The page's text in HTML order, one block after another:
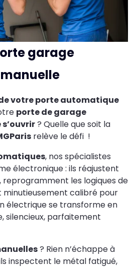
garage
votre porte automatique
porte de garage
? Quelle que soit la
relève le défi !
, nos spécialistes
électronique : ils réajustent
reprogramment les logiques de
minutieusement calibré pour
électrique se transforme en
silencieux, parfaitement
? Rien n’échappe à
inspectent le métal fatigué,